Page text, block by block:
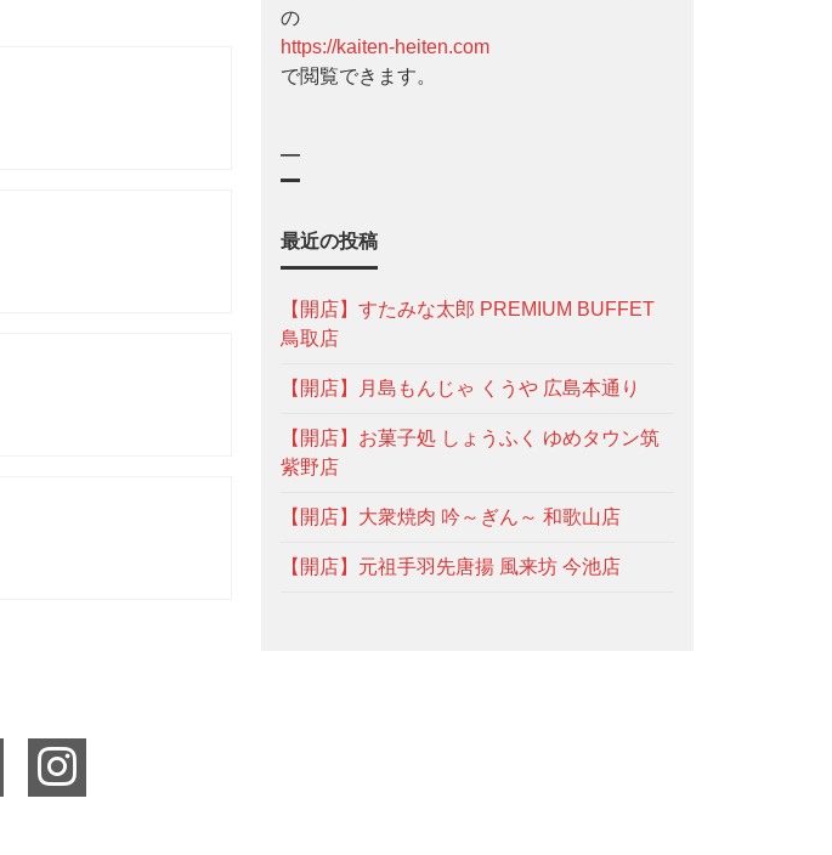
の
https://kaiten-heiten.com
で閲覧できます。
—
最近の投稿
【開店】すたみな太郎 PREMIUM BUFFET
鳥取店
【開店】月島もんじゃ くうや 広島本通り
【開店】お菓子処 しょうふく ゆめタウン筑
紫野店
【開店】大衆焼肉 吟～ぎん～ 和歌山店
【開店】元祖手羽先唐揚 風来坊 今池店